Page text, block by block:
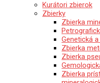
Kurátori zbierok
Zbierky
Zbierka
Genetická
Zbierka
Zbierka
Zbierka